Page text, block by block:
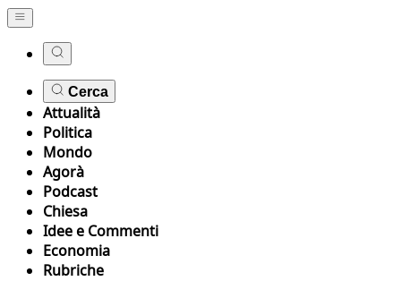
Cerca
Attualità
Politica
Mondo
Agorà
Podcast
Chiesa
Idee e Commenti
Economia
Rubriche